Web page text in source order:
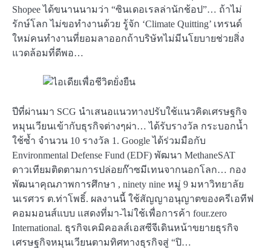
Shopee ได้ขนานนามว่า “ซินเดอเรลล่านักช้อป”… ถ้าไม่
รักษ์โลก ไม่ขอทำงานด้วย รู้จัก ‘Climate Quitting’ เทรนด์
ใหม่คนทำงานที่ยอมลาออกถ้าบริษัทไม่มีนโยบายช่วยสิ่ง
แวดล้อมที่ดีพอ…
ปีที่ผ่านมา SCG นำเสนอแนวทางปรับใช้แนวคิดเศรษฐกิจ
หมุนเวียนเข้ากับธุรกิจต่างๆผ่า… ได้รับรางวัล กระบอกน้ำ
ใช้ซ้ำ จำนวน 10 รางวัล 1. Google ได้ร่วมมือกับ
Environmental Defense Fund (EDF) พัฒนา MethaneSAT
ดาวเทียมติดตามการปล่อยก๊าซมีเทนจากนอกโลก… กอง
พัฒนาคุณภาพการศึกษา , ninety nine หมู่ 9 มหาวิทยาลัย
นเรศวร ต.ท่าโพธิ์. ผลงานนี้ ใช้สัญญาอนุญาตของครีเอทีฟ
คอมมอนส์แบบ แสดงที่มา-ไม่ใช้เพื่อการค้า four.zero
International. ธุรกิจเคมิคอลส์เอสซีจีเดินหน้าขยายธุรกิจ
เศรษฐกิจหมุนเวียนตามทิศทางธุรกิจสู่ “ปิ…